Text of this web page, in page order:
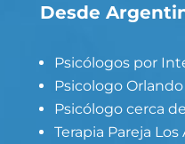
Desde
Psicólogos por
Psicologo Orlando
Psicólogo cerca
Terapia Pareja